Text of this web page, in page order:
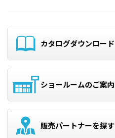
カタログダウンロード
ショールームのご案内
販売パートナーを探す